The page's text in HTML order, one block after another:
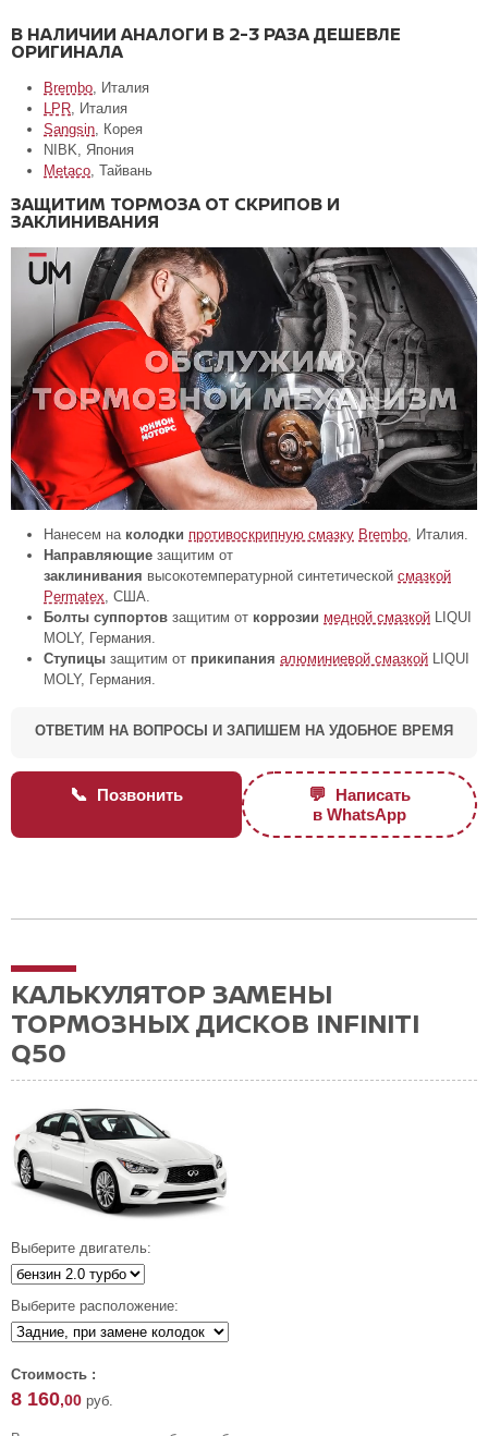
В НАЛИЧИИ АНАЛОГИ В 2-3 РАЗА ДЕШЕВЛЕ
ОРИГИНАЛА
Brembo, Италия
LPR, Италия
Sangsin, Корея
NIBK, Япония
Metaco, Тайвань
ЗАЩИТИМ ТОРМОЗА ОТ СКРИПОВ И
ЗАКЛИНИВАНИЯ
Нанесем на колодки противоскрипную смазку Brembo , Италия.
Направляющие защитим от
заклинивания высокотемпературной синтетической смазкой
Permatex , США.
Болты суппортов защитим от коррозии медной смазкой LIQUI
MOLY, Германия.
Ступицы защитим от прикипания алюминиевой смазкой LIQUI
MOLY, Германия.
ОТВЕТИМ НА ВОПРОСЫ И ЗАПИШЕМ НА УДОБНОЕ ВРЕМЯ
📞 Позвонить 💬 Написать
в WhatsApp
КАЛЬКУЛЯТОР ЗАМЕНЫ
ТОРМОЗНЫХ ДИСКОВ INFINITI
Q50
Выберите двигатель:
Выберите расположение:
Стоимость :
8 160,00 руб.